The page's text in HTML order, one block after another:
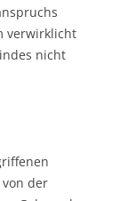
verwirklicht
nicht
der